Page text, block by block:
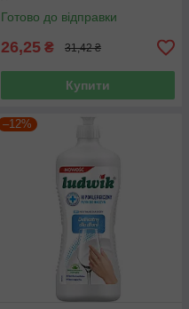
Готово до відправки
26,25 ₴ 31,42 ₴
Купити
–12%